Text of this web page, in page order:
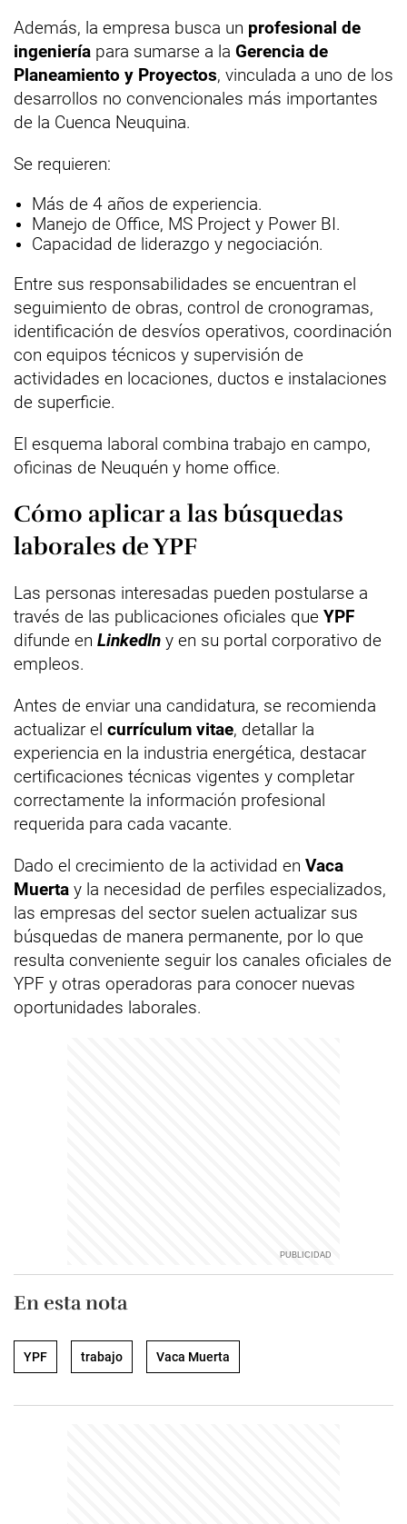
Además, la empresa busca un profesional de
ingeniería para sumarse a la Gerencia de
Planeamiento y Proyectos, vinculada a uno de los
desarrollos no convencionales más importantes
de la Cuenca Neuquina.
Se requieren:
Más de 4 años de experiencia.
Manejo de Office, MS Project y Power BI.
Capacidad de liderazgo y negociación.
Entre sus responsabilidades se encuentran el
seguimiento de obras, control de cronogramas,
identificación de desvíos operativos, coordinación
con equipos técnicos y supervisión de
actividades en locaciones, ductos e instalaciones
de superficie.
El esquema laboral combina trabajo en campo,
oficinas de Neuquén y home office.
Cómo aplicar a las búsquedas
laborales de YPF
Las personas interesadas pueden postularse a
través de las publicaciones oficiales que YPF
difunde en LinkedIn y en su portal corporativo de
empleos.
Antes de enviar una candidatura, se recomienda
actualizar el currículum vitae, detallar la
experiencia en la industria energética, destacar
certificaciones técnicas vigentes y completar
correctamente la información profesional
requerida para cada vacante.
Dado el crecimiento de la actividad en Vaca
Muerta y la necesidad de perfiles especializados,
las empresas del sector suelen actualizar sus
búsquedas de manera permanente, por lo que
resulta conveniente seguir los canales oficiales de
YPF y otras operadoras para conocer nuevas
oportunidades laborales.
En esta nota
YPF trabajo Vaca Muerta